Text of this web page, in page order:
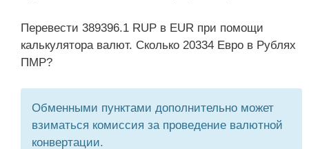
Перевести 389396.1 RUP в EUR при помощи
калькулятора валют. Сколько 20334 Евро в Рублях
ПМР?
Обменными пунктами дополнительно может
взиматься комиссия за проведение валютной
конвертации.